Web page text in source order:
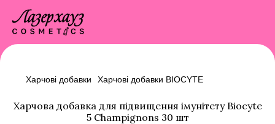
Харчові добавки Харчові добавки BIOCYTE
Харчова добавка для підвищення імунітету Biocyte
5 Champignons 30 шт